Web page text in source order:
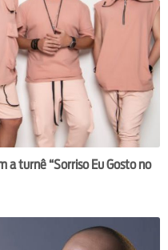
a turnê “Sorriso Eu Gosto no